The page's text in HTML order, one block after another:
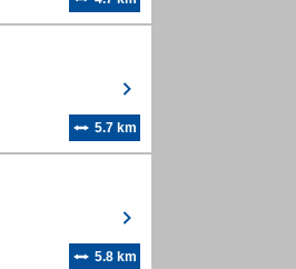
5.7 km
5.8 km